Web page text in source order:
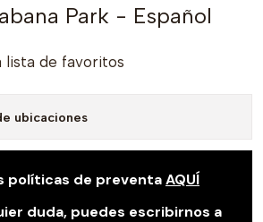
Park - Español
lista de favoritos
ubicaciones
políticas de preventaAQUÍ
duda, puedes escribirnos a